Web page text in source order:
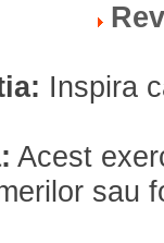
Inspira
Acest
sau